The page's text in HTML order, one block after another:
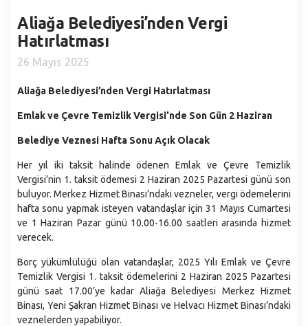
Kardeş Şehirler
Stratejik Planlar
Faaliyet Raporları
Performans Programları
Belediye Birimleri
Başkan Yardımcılıkları
Afet İşleri ve Risk Yönetimi Müdürlüğü
Araştırma ve Geliştirme Müdürlüğü
Basın Yayın ve Halkla İlişkiler Müdürlüğü
Bilgi İşlem Müdürlüğü
Destek Hizmetler Müdürlüğü
Emlak ve İstimlak Müdürlüğü
Nüfus ve Demografi
İdari ve Sosyal Durum
Eğitim
Kültür
Sağlık
Ekonomi
Mahallelerimiz
Aliağa Devlet Hastanesi
Kütüphaneler
Aliağa Spor ve Yaşam Merkezi
Nikah İşlemleri
Sıfır Atık
Sosyal Market
Çöp Ekspres
Milletin Ekibi
Kültür Gezileri ve Şehitlik Ziyaretleri
Aliağa Sanat Evi (ASEV)
Aliağa Belediyesi’nden Vergi
Hatırlatması
26 Mayıs 2025
Aliağa Belediyesi’nden Vergi Hatırlatması
Emlak ve Çevre Temizlik Vergisi'nde Son Gün 2 Haziran
Belediye Veznesi Hafta Sonu Açık Olacak
Her yıl iki taksit halinde ödenen Emlak ve Çevre Temizlik
Vergisi’nin 1. taksit ödemesi 2 Haziran 2025 Pazartesi günü son
buluyor. Merkez Hizmet Binası’ndaki vezneler, vergi ödemelerini
hafta sonu yapmak isteyen vatandaşlar için 31 Mayıs Cumartesi
ve 1 Haziran Pazar günü 10.00-16.00 saatleri arasında hizmet
verecek.
Borç yükümlülüğü olan vatandaşlar, 2025 Yılı Emlak ve Çevre
Temizlik Vergisi 1. taksit ödemelerini 2 Haziran 2025 Pazartesi
günü saat 17.00’ye kadar Aliağa Belediyesi Merkez Hizmet
Binası, Yeni Şakran Hizmet Binası ve Helvacı Hizmet Binası’ndaki
veznelerden yapabiliyor.